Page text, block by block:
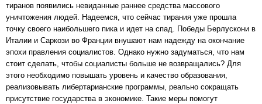
тиранов появились невиданные раннее средства массового
уничтожения людей. Надеемся, что сейчас тирания уже прошла
точку своего наибольшего пика и идет на спад. Победы Берлускони в
Италии и Саркози во Франции внушают нам надежду на окончание
эпохи правления социалистов. Однако нужно задуматься, что нам
стоит сделать, чтобы социалисты больше не возвращались? Для
этого необходимо повышать уровень и качество образования,
реализовывать либертарианские программы, реально сокращать
присутствие государства в экономике. Такие меры помогут